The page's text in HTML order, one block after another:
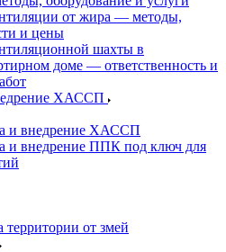
от жира — методы,
и цены
шахты в
доме — ответственность и
ХАССП
и внедрение ХАССП
и внедрение ППК под ключ для
территории от змей